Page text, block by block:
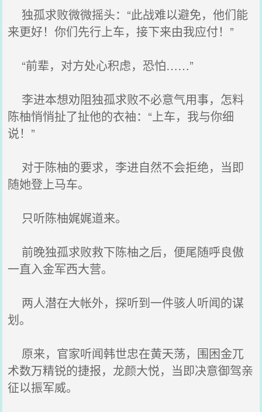
独孤求败微微摇头：“此战难以避免，他们能
来更好！你们先行上车，接下来由我应付！”
“前辈，对方处心积虑，恐怕……”
李进本想劝阻独孤求败不必意气用事，怎料
陈柚悄悄扯了扯他的衣袖：“上车，我与你细
说！”
对于陈柚的要求，李进自然不会拒绝，当即
随她登上马车。
只听陈柚娓娓道来。
前晚独孤求败救下陈柚之后，便尾随呼良傲
一直入金军西大营。
两人潜在大帐外，探听到一件骇人听闻的谋
划。
原来，官家听闻韩世忠在黄天荡，围困金兀
术数万精锐的捷报，龙颜大悦，当即决意御驾亲
征以振军威。